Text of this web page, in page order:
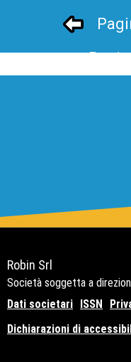
Robin Srl
Società soggetta a
Dati societari ISSN
Dichiarazioni di